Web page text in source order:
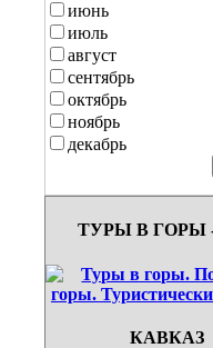
июнь
июль
август
сентябрь
октябрь
ноябрь
декабрь
ТУРЫ В ГОРЫ -
КАВКАЗ